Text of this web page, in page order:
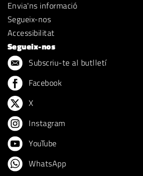
Envia'ns informació
Segueix-nos
Accessibilitat
Segueix-nos
Subscriu-te al butlletí
Facebook
X
Instagram
YouTube
WhatsApp